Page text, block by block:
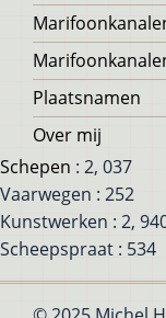
Plaatsnamen
Over mij
Schepen : 2, 037
Vaarwegen : 252
Kunstwerken : 2,
Scheepspraat : 534